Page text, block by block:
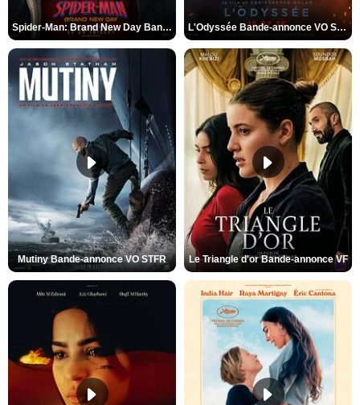
Spider-Man: Brand New Day Bande-annonce VO STFR L'Odyssée Bande-annonce VO STFR
Mutiny Bande-annonce VO STFR Le Triangle d'or Bande-annonce VF